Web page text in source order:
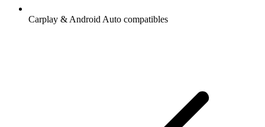
Carplay & Android Auto compatibles